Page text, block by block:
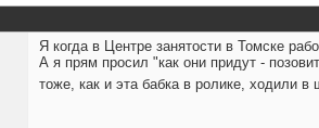
Я когда в Центре занятости в Томске
А я прям просил "как они придут -
тоже, как и эта бабка в ролике, ходили